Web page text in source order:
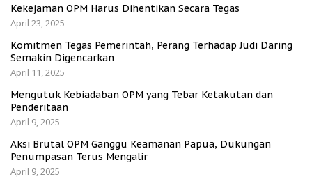
Kekejaman OPM Harus Dihentikan Secara Tegas
April 23, 2025
Komitmen Tegas Pemerintah, Perang Terhadap Judi Daring
Semakin Digencarkan
April 11, 2025
Mengutuk Kebiadaban OPM yang Tebar Ketakutan dan
Penderitaan
April 9, 2025
Aksi Brutal OPM Ganggu Keamanan Papua, Dukungan
Penumpasan Terus Mengalir
April 9, 2025